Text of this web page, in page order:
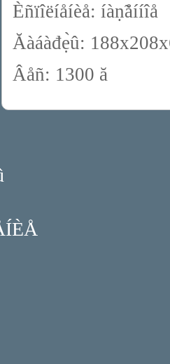
Èñïîëíåíèå: íàṇ̃åííîå
Ăàáàđẹ̀û:
Âåñ: 1300 ă